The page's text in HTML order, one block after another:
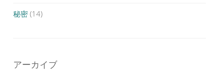
秘密 (14)
アーカイブ